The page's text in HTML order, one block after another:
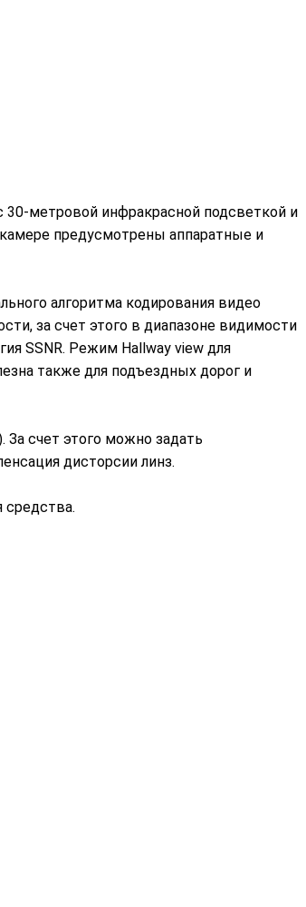
метровой инфракрасной подсветкой и
предусмотрены аппаратные и
алгоритма кодирования видео
за счет этого в диапазоне видимости
SSNR. Режим Hallway view для
также для подъездных дорог и
За счет этого можно задать
дисторсии линз.
средства.